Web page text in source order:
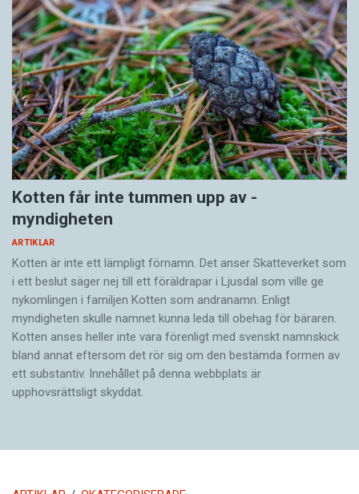
Kotten får inte tummen upp av ­
myndigheten
ARTIKLAR
Kotten är inte ett lämpligt förnamn. Det anser Skatte­verket som
i ett beslut säger nej till ett föräldra­par i Ljusdal som ville ge
nykomlingen i familjen Kotten som andranamn. Enligt
myndigheten skulle namnet kunna leda till obehag för bäraren.
Kotten anses heller inte vara förenligt med svenskt namnskick
bland annat eftersom det rör sig om den bestämda formen av
ett substantiv. Innehållet på denna webbplats är
upphovsrättsligt skyddat.